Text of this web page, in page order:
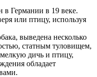
в Германии в 19 веке.
или птицу, используя
выведена несколько
статным туловищем,
дичь и птицу,
обладает